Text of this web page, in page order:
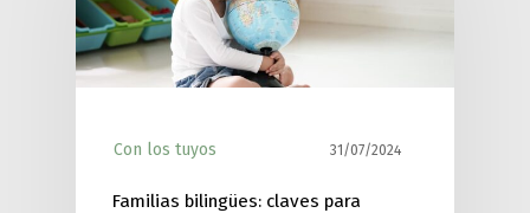
Con los tuyos 31/07/2024
Familias bilingües: claves para